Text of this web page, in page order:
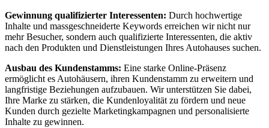
Gewinnung qualifizierter Interessenten: Durch hochwertige
Inhalte und massgeschneiderte Keywords erreichen wir nicht nur
mehr Besucher, sondern auch qualifizierte Interessenten, die aktiv
nach den Produkten und Dienstleistungen Ihres Autohauses suchen.
Ausbau des Kundenstamms: Eine starke Online-Präsenz
ermöglicht es Autohäusern, ihren Kundenstamm zu erweitern und
langfristige Beziehungen aufzubauen. Wir unterstützen Sie dabei,
Ihre Marke zu stärken, die Kundenloyalität zu fördern und neue
Kunden durch gezielte Marketingkampagnen und personalisierte
Inhalte zu gewinnen.